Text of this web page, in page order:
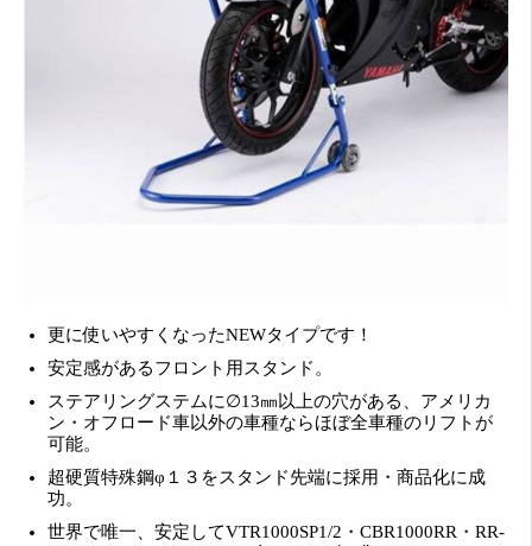
更に使いやすくなったNEWタイプです！
安定感があるフロント用スタンド。
ステアリングステムに∅13㎜以上の穴がある、アメリカ
ン・オフロード車以外の車種ならほぼ全車種のリフトが
可能。
超硬質特殊鋼φ１３をスタンド先端に採用・商品化に成
功。
世界で唯一、安定してVTR1000SP1/2・CBR1000RR・RR-